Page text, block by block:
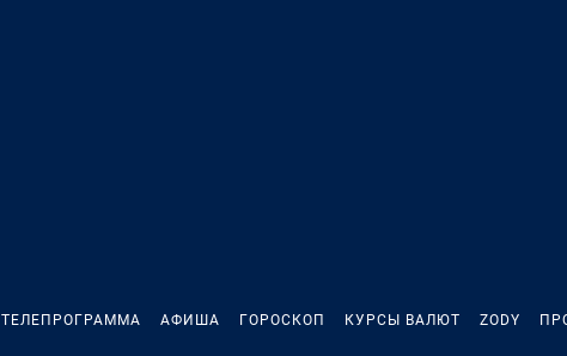
ТЕЛЕПРОГРАММА АФИША ГОРОСКОП КУРСЫ ВАЛЮТ ZODY